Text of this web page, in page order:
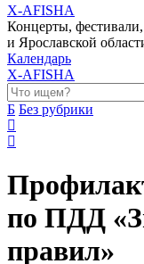
X-AFISHA
Концерты,
и Ярославской
Календарь
X-AFISHA
Б Без рубрики
по ПДД
правил»